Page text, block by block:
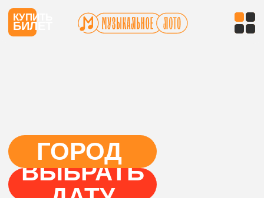
ДАТУ
КУПИТЬ
БИЛЕТ